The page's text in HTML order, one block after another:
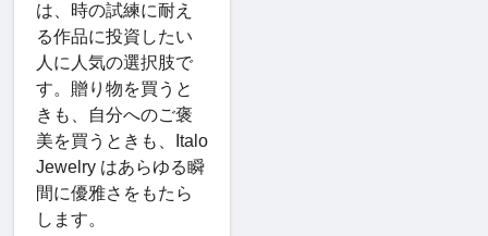
は、時の試練に耐え
る作品に投資したい
人に人気の選択肢で
す。贈り物を買うと
きも、自分へのご褒
美を買うときも、Italo
Jewelry はあらゆる瞬
間に優雅さをもたら
します。